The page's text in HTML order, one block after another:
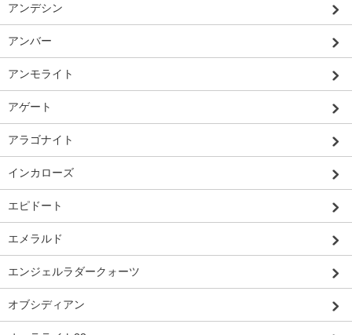
アンデシン
アンバー
アンモライト
アゲート
アラゴナイト
インカローズ
エピドート
エメラルド
エンジェルラダークォーツ
オブシディアン